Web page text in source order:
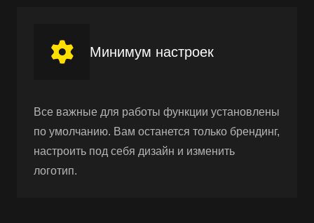
Минимум настроек
Все важные для работы функции установлены
по умолчанию. Вам останется только брендинг,
настроить под себя дизайн и изменить
логотип.